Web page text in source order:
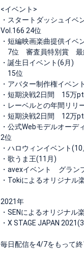
<イベント>
・スタートダッシュイベ
Vol.166 24位
・短編映画楽曲提供イベ
7位 審査員特別賞 最
・誕生日イベント(6月)
15位
・アバター制作権イベン
・短期決戦2日間 15万
・レーベルとの年間リリ
・短期決戦2日間 12万
・公式Webモデルオーデ
2位
・ハロウィンイベント(10
・歌うま王(11月)
・avexイベント グラン
・Tokiによるオリジナル
2021年
・SENによるオリジナル
・X STAGE JAPAN
毎日配信を4/7をもって終